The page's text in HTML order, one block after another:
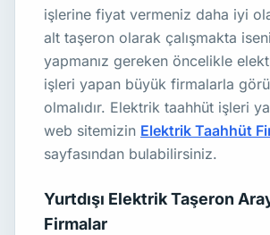
işlerine fiyat vermeniz daha iyi
alt taşeron olarak çalışmakta
yapmanız gereken öncelikle
işleri yapan büyük firmalarla
olmalıdır. Elektrik taahhüt işleri
web sitemizin Elektrik Taahhüt
sayfasından bulabilirsiniz.
Yurtdışı Elektrik Taşeron
Firmalar